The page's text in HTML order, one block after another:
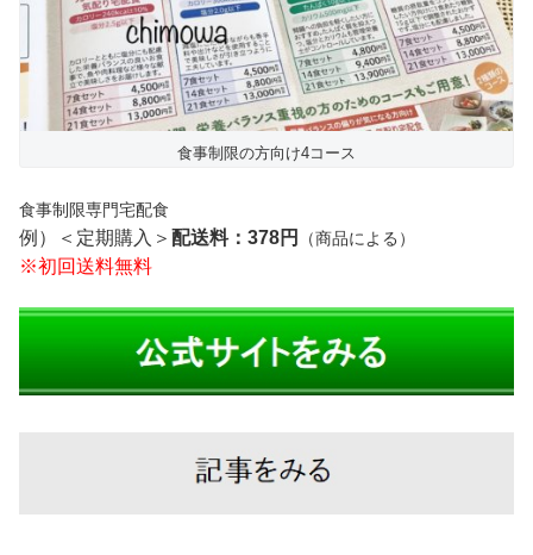
食事制限の方向け4コース
食事制限専門宅配食
例）＜定期購入＞ 配送料：378円 （商品による）
※初回送料無料